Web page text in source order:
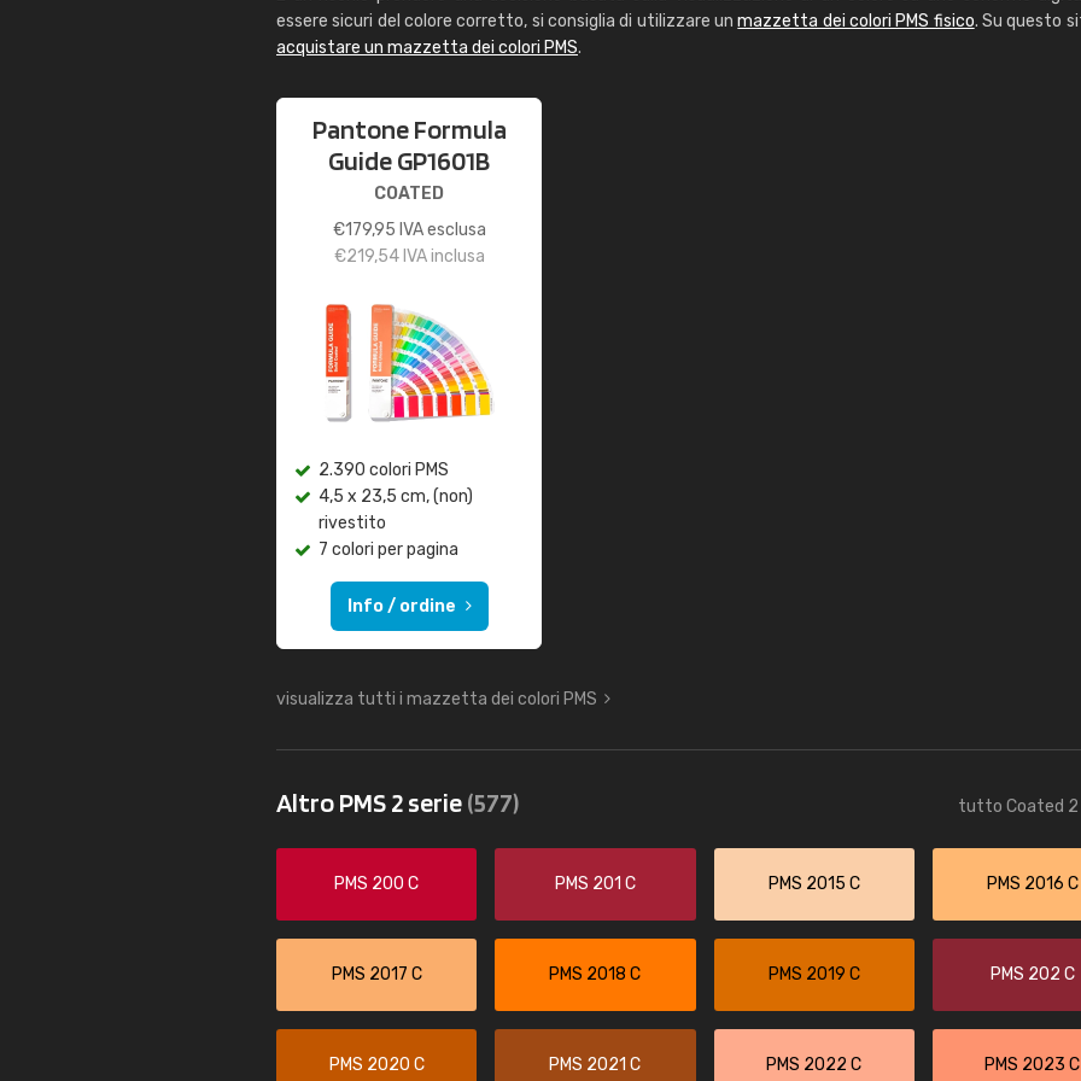
essere sicuri del colore corretto, si consiglia di utilizzare unmazzetta dei colori PMS fisico. Su questo
acquistare un mazzetta dei colori PMS.
Pantone Formula
Guide GP1601B
COATED
€179,95 IVA esclusa
€219,54IVA inclusa
2.390 colori PMS
4,5 x 23,5 cm, (non)
rivestito
7 colori per pagina
Info / ordine
visualizza tutti i mazzetta dei colori PMS
Altro PMS 2 serie(577) tutto Coated 2
PMS 200 C PMS 201 C PMS 2015 C PMS 2016 C
PMS 2017 C PMS 2018 C PMS 2019 C PMS 202 C
PMS 2020 C PMS 2021 C PMS 2022 C PMS 2023 C